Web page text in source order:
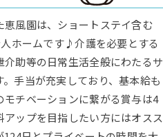
風園は、ショートステイ含む
ホームです♪介護を必要とする
助等の日常生活全般にわたるサ
手当が充実しており、基本給も
チベーションに繋がる賞与は4
ップを目指したい方にはオスス